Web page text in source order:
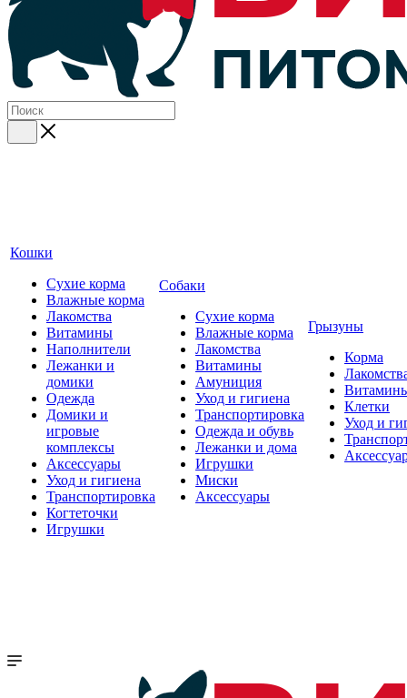
Кошки
Сухие корма
Влажные корма
Лакомства
Витамины
Наполнители
Лежанки и
домики
Одежда
Домики и
игровые
комплексы
Аксессуары
Уход и гигиена
Транспортировка
Когтеточки
Игрушки
Собаки
Сухие корма
Влажные корма
Лакомства
Витамины
Амуниция
Уход и гигиена
Транспортировка
Одежда и обувь
Лежанки и дома
Игрушки
Миски
Аксессуары
Грызуны
Корма
Клетки
Уход и